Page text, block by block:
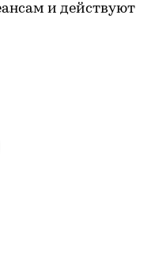
и действуют